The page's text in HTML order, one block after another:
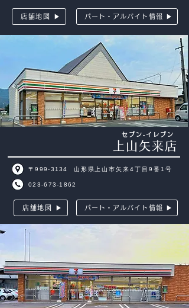
店舗地図 ▶ パート・アルバイト情報 ▶
セブン‐イレブン
上山矢来店
〒999-3134 山形県上山市矢来4丁目9番1号
023-673-1862
店舗地図 ▶ パート・アルバイト情報 ▶